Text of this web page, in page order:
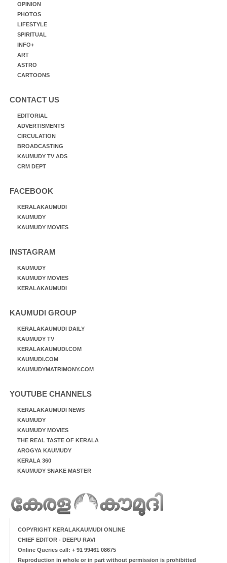
OPINION
PHOTOS
LIFESTYLE
SPIRITUAL
INFO+
ART
ASTRO
CARTOONS
CONTACT US
EDITORIAL
ADVERTISMENTS
CIRCULATION
BROADCASTING
KAUMUDY TV ADS
CRM DEPT
FACEBOOK
KERALAKAUMUDI
KAUMUDY
KAUMUDY MOVIES
INSTAGRAM
KAUMUDY
KAUMUDY MOVIES
KERALAKAUMUDI
KAUMUDI GROUP
KERALAKAUMUDI DAILY
KAUMUDY TV
KERALAKAUMUDI.COM
KAUMUDI.COM
KAUMUDYMATRIMONY.COM
YOUTUBE CHANNELS
KERALAKAUMUDI NEWS
KAUMUDY
KAUMUDY MOVIES
THE REAL TASTE OF KERALA
AROGYA KAUMUDY
KERALA 360
KAUMUDY SNAKE MASTER
COPYRIGHT KERALAKAUMUDI ONLINE
CHIEF EDITOR - DEEPU RAVI
Online Queries call: + 91 99461 08675
Reproduction in whole or in part without permission is prohibitted